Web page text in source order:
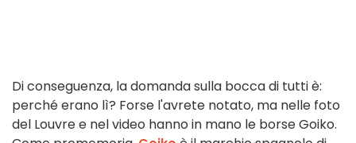
Di conseguenza, la domanda sulla bocca di tutti è:
perché erano lì? Forse l'avrete notato, ma nelle foto
del Louvre e nel video hanno in mano le borse Goiko.